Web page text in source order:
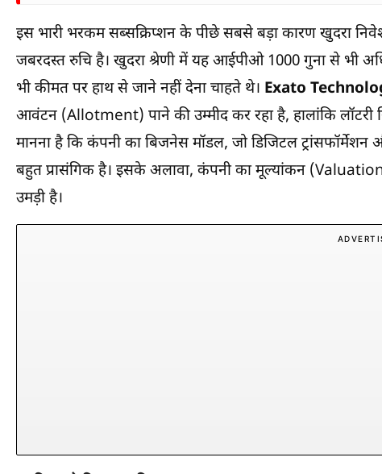
इस भारी भरकम सब्सक्रिप्शन के पीछे सबसे बड़ा कारण खुदरा
जबरदस्त रुचि है। खुदरा श्रेणी में यह आईपीओ 1000 गुना से भी
भी कीमत पर हाथ से जाने नहीं देना चाहते थे। Exato
आवंटन (Allotment) पाने की उम्मीद कर रहा है, हालांकि
मानना है कि कंपनी का बिजनेस मॉडल, जो डिजिटल
बहुत प्रासंगिक है। इसके अलावा, कंपनी का मूल्यांकन
उमड़ी है।